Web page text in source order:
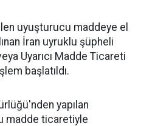
uyuşturucu maddeye el
İran uyruklu şüpheli
Uyarıcı Madde Ticareti
başlatıldı.
yapılan
madde ticaretiyle